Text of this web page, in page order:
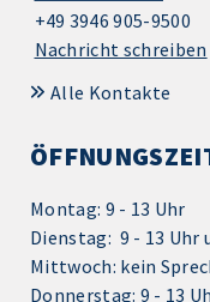
+49 3946 905-9500
Nachricht schreiben
Alle Kontakte
Montag: 9 - 13 Uhr
Dienstag: 9 - 13 Uhr
Mittwoch: kein
Donnerstag: 9 - 13